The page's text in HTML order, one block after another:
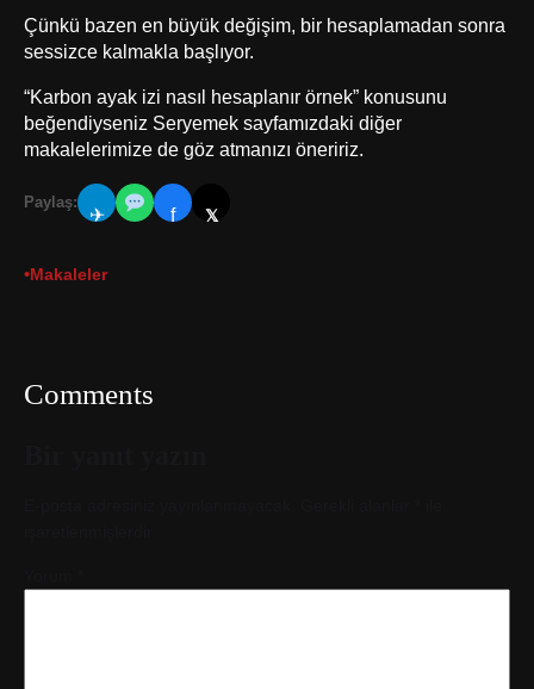
Çünkü bazen en büyük değişim, bir hesaplamadan sonra
sessizce kalmakla başlıyor.
“Karbon ayak izi nasıl hesaplanır örnek” konusunu
beğendiyseniz Seryemek sayfamızdaki diğer
makalelerimize de göz atmanızı öneririz.
Paylaş:
✈ f 𝕏
•Makaleler
Comments